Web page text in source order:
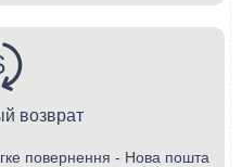
возврат
повернення - Нова пошта